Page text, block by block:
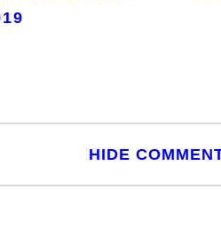
HIDE